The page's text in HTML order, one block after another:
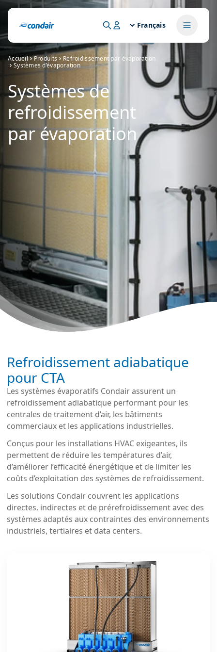
Français
Accueil Produits
Refroidissement par évaporation
Systèmes d’évaporation
Systèmes de
refroidissement
par évaporation
Refroidissement adiabatique
pour CTA
Les systèmes évaporatifs Condair assurent un
refroidissement adiabatique performant pour les
centrales de traitement d’air, les bâtiments
commerciaux et les applications industrielles.
Conçus pour les installations HVAC exigeantes, ils
permettent de réduire les températures d’air,
d’améliorer l’efficacité énergétique et de limiter les
coûts d’exploitation des systèmes de refroidissement.
Les solutions Condair couvrent les applications
directes, indirectes et de prérefroidissement avec des
systèmes adaptés aux contraintes des environnements
industriels, tertiaires et data centers.